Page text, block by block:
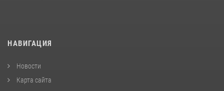
НАВИГАЦИЯ
Новости
Карта сайта